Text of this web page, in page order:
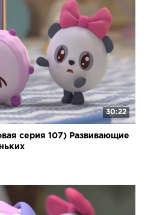
30:22
серия 107) Развивающие